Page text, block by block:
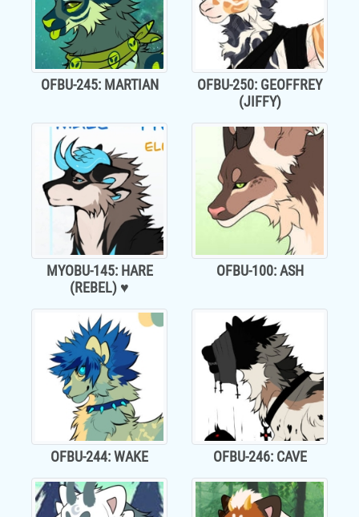
OFBU-245: MARTIAN
OFBU-250: GEOFFREY
(JIFFY)
MYOBU-145: HARE
(REBEL) ♥
OFBU-100: ASH
OFBU-244: WAKE OFBU-246: CAVE